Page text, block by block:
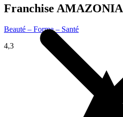
Franchise AMAZONIA
Beauté – Forme – Santé
4,3